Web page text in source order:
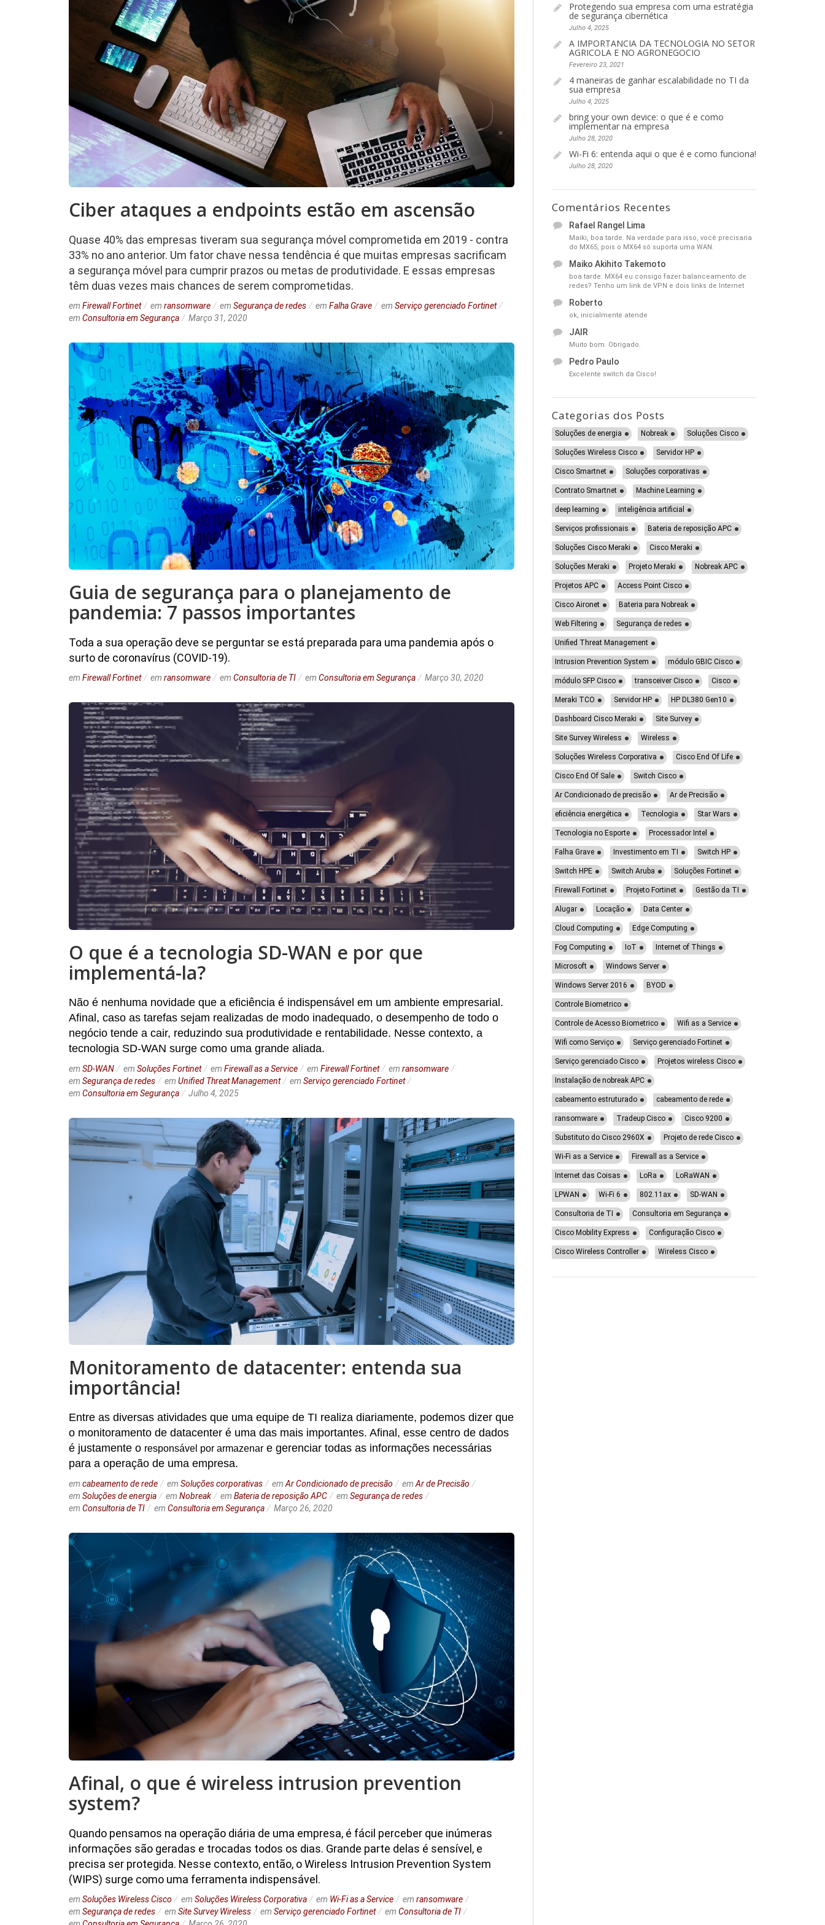
Ciber ataques a endpoints estão em ascensão
Quase 40% das empresas tiveram sua segurança móvel comprometida em 2019 - contra
33% no ano anterior. Um fator chave nessa tendência é que muitas empresas sacrificam
a segurança móvel para cumprir prazos ou metas de produtividade. E essas empresas
têm duas vezes mais chances de serem comprometidas.
em Firewall Fortinet em ransomware em Segurança de redes em Falha Grave em Serviço gerenciado Fortinet
em Consultoria em Segurança Março 31, 2020
Guia de segurança para o planejamento de
pandemia: 7 passos importantes
Toda a sua operação deve se perguntar se está preparada para uma pandemia após o
surto de coronavírus (COVID-19).
em Firewall Fortinet em ransomware em Consultoria de TI em Consultoria em Segurança Março 30, 2020
O que é a tecnologia SD-WAN e por que
implementá-la?
Não é nenhuma novidade que a eficiência é indispensável em um ambiente empresarial.
Afinal, caso as tarefas sejam realizadas de modo inadequado, o desempenho de todo o
negócio tende a cair, reduzindo sua produtividade e rentabilidade. Nesse contexto, a
tecnologia SD-WAN surge como uma grande aliada.
em SD-WAN em Soluções Fortinet em Firewall as a Service em Firewall Fortinet em ransomware
em Segurança de redes em Unified Threat Management em Serviço gerenciado Fortinet
em Consultoria em Segurança Julho 4, 2025
Monitoramento de datacenter: entenda sua
importância!
Entre as diversas atividades que uma equipe de TI realiza diariamente, podemos dizer que
o monitoramento de datacenter é uma das mais importantes. Afinal, esse centro de dados
é justamente o responsável por armazenar e gerenciar todas as informações necessárias
para a operação de uma empresa.
em cabeamento de rede em Soluções corporativas em Ar Condicionado de precisão em Ar de Precisão
em Soluções de energia em Nobreak em Bateria de reposição APC em Segurança de redes
em Consultoria de TI em Consultoria em Segurança Março 26, 2020
Afinal, o que é wireless intrusion prevention
system?
Quando pensamos na operação diária de uma empresa, é fácil perceber que inúmeras
informações são geradas e trocadas todos os dias. Grande parte delas é sensível, e
precisa ser protegida. Nesse contexto, então, o Wireless Intrusion Prevention System
(WIPS) surge como uma ferramenta indispensável.
em Soluções Wireless Cisco em Soluções Wireless Corporativa em Wi-Fi as a Service em ransomware
em Segurança de redes em Site Survey Wireless em Serviço gerenciado Fortinet em Consultoria de TI
Protegendo sua empresa com uma estratégia
de segurança cibernética
Julho 4, 2025
A IMPORTANCIA DA TECNOLOGIA NO SETOR
AGRICOLA E NO AGRONEGOCIO
Fevereiro 23, 2021
4 maneiras de ganhar escalabilidade no TI da
sua empresa
Julho 4, 2025
bring your own device: o que é e como
implementar na empresa
Julho 28, 2020
Wi-Fi 6: entenda aqui o que é e como funciona!
Julho 28, 2020
Comentários Recentes
Rafael Rangel Lima
Maiki, boa tarde. Na verdade para isso, você precisaria
do MX65, pois o MX64 só suporta uma WAN.
Maiko Akihito Takemoto
boa tarde. MX64 eu consigo fazer balanceamento de
redes? Tenho um link de VPN e dois links de Internet
Roberto
ok, inicialmente atende
JAIR
Muito bom. Obrigado.
Pedro Paulo
Excelente switch da Cisco!
Categorias dos Posts
Soluções de energia Nobreak Soluções Cisco
Soluções Wireless Cisco Servidor HP
Cisco Smartnet Soluções corporativas
Contrato Smartnet Machine Learning
deep learning inteligência artificial
Serviços profissionais Bateria de reposição APC
Soluções Cisco Meraki Cisco Meraki
Soluções Meraki Projeto Meraki Nobreak APC
Projetos APC Access Point Cisco
Cisco Aironet Bateria para Nobreak
Web Filtering Segurança de redes
Unified Threat Management
Intrusion Prevention System módulo GBIC Cisco
módulo SFP Cisco transceiver Cisco Cisco
Meraki TCO Servidor HP HP DL380 Gen10
Dashboard Cisco Meraki Site Survey
Site Survey Wireless Wireless
Soluções Wireless Corporativa Cisco End Of Life
Cisco End Of Sale Switch Cisco
Ar Condicionado de precisão Ar de Precisão
eficiência energética Tecnologia Star Wars
Tecnologia no Esporte Processador Intel
Falha Grave Investimento em TI Switch HP
Switch HPE Switch Aruba Soluções Fortinet
Firewall Fortinet Projeto Fortinet Gestão da TI
Alugar Locação Data Center
Cloud Computing Edge Computing
Fog Computing IoT Internet of Things
Microsoft Windows Server
Windows Server 2016 BYOD
Controle Biometrico
Controle de Acesso Biometrico Wifi as a Service
Wifi como Serviço Serviço gerenciado Fortinet
Serviço gerenciado Cisco Projetos wireless Cisco
Instalação de nobreak APC
cabeamento estruturado cabeamento de rede
ransomware Tradeup Cisco Cisco 9200
Substituto do Cisco 2960X Projeto de rede Cisco
Wi-Fi as a Service Firewall as a Service
Internet das Coisas LoRa LoRaWAN
LPWAN Wi-Fi 6 802.11ax SD-WAN
Consultoria de TI Consultoria em Segurança
Cisco Mobility Express Configuração Cisco
Cisco Wireless Controller Wireless Cisco